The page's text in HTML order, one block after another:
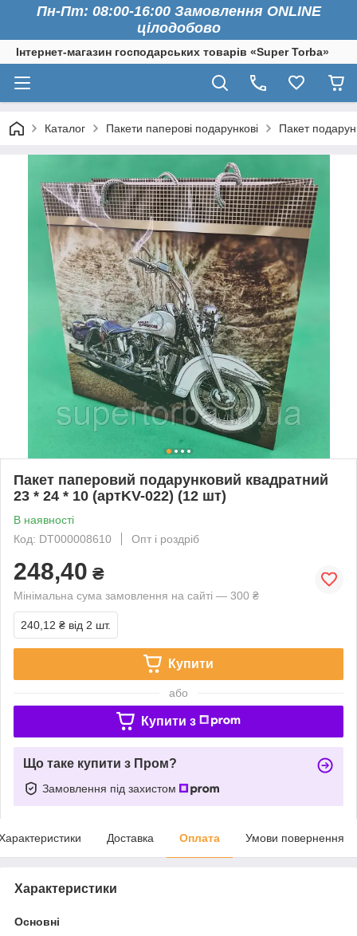
Пн-Пт: 08:00-16:00 Замовлення ONLINE
цілодобово
Інтернет-магазин господарських товарів «Super Torba»
Каталог Пакети паперові подарункові Пакет
Пакет паперовий подарунковий квадратний
23 * 24 * 10 (артKV-022) (12 шт)
В наявності
Код: DT000008610
Опт і роздріб
248,40 ₴
Мінімальна сума замовлення на сайті — 300 ₴
240,12 ₴ від 2 шт.
Купити
або
Купити з
Що таке купити з Пром?
Замовлення під захистом
Доставка Оплата Умови повернення
Характеристики
Основні